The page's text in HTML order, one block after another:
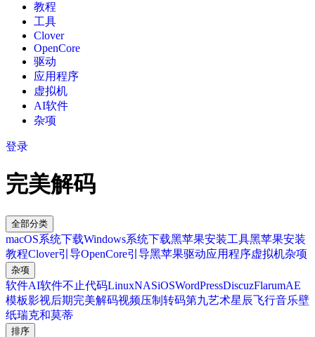
教程
工具
Clover
OpenCore
驱动
应用程序
虚拟机
AI软件
杂项
登录
完美解码
全部分类
macOS系统下载Windows系统下载黑苹果安装工具黑苹果安装
教程Clover引导OpenCore引导黑苹果驱动应用程序虚拟机杂项
杂项
软件AI软件不止代码LinuxNASiOSWordPressDiscuzFlarumAE
模板影视后期完美解码视频压制转码第九艺术星辰飞行音乐壁
纸瑞克和莫蒂
排序